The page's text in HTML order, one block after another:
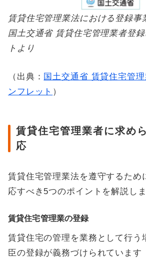
賃貸住宅管理業法における登録事
国土交通省 賃貸住宅管理業者登
トより
（出典： 国土交通省 賃貸住宅管
ンフレット ）
賃貸住宅管理業者に求め
応
賃貸住宅管理業法を遵守するため
応すべき5つのポイントを解説し
賃貸住宅管理業の登録
賃貸住宅の管理を業務として行う
臣の登録が義務づけられています